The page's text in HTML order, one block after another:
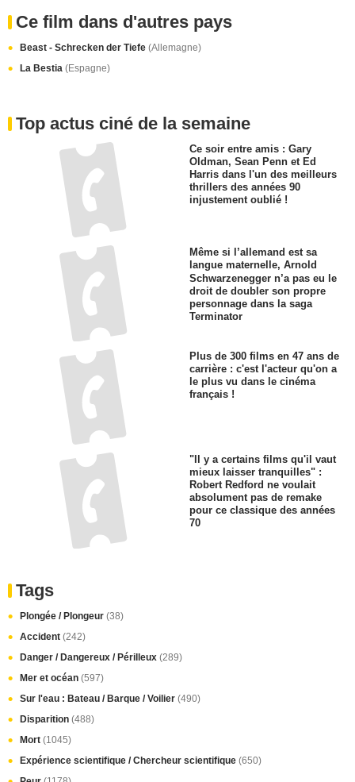
Ce film dans d'autres pays
Beast - Schrecken der Tiefe (Allemagne)
La Bestia (Espagne)
Top actus ciné de la semaine
Ce soir entre amis : Gary
Oldman, Sean Penn et Ed
Harris dans l'un des meilleurs
thrillers des années 90
injustement oublié !
Même si l’allemand est sa
langue maternelle, Arnold
Schwarzenegger n’a pas eu le
droit de doubler son propre
personnage dans la saga
Terminator
Plus de 300 films en 47 ans de
carrière : c'est l'acteur qu'on a
le plus vu dans le cinéma
français !
"Il y a certains films qu'il vaut
mieux laisser tranquilles" :
Robert Redford ne voulait
absolument pas de remake
pour ce classique des années
70
Tags
Plongée / Plongeur (38)
Accident (242)
Danger / Dangereux / Périlleux (289)
Mer et océan (597)
Sur l'eau : Bateau / Barque / Voilier (490)
Disparition (488)
Mort (1045)
Expérience scientifique / Chercheur scientifique (650)